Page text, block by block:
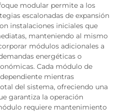
modular permite a los
escalonadas de expansión
instalaciones iniciales que
manteniendo al mismo
módulos adicionales a
energéticas o
Cada módulo de
mientras
del sistema, ofreciendo una
garantiza la operación
requiere mantenimiento